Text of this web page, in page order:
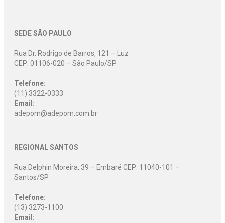
SEDE SÃO PAULO
Rua Dr. Rodrigo de Barros, 121 – Luz
CEP: 01106-020 – São Paulo/SP
Telefone:
(11) 3322-0333
Email:
adepom@adepom.com.br
REGIONAL SANTOS
Rua Delphin Moreira, 39 – Embaré CEP: 11040-101 –
Santos/SP
Telefone:
(13) 3273-1100
Email: